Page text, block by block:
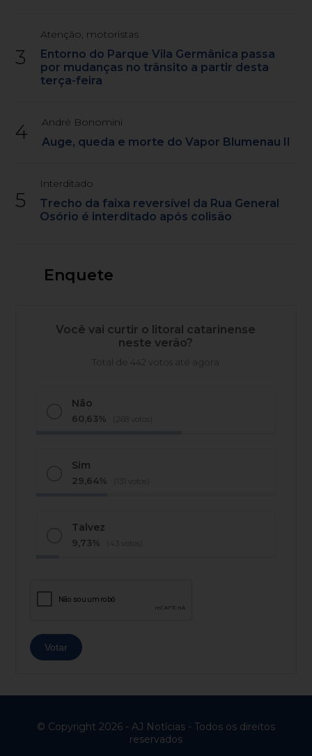
3
Atenção, motoristas
Entorno do Parque Vila Germânica passa
por mudanças no trânsito a partir desta
terça-feira
4 André Bonomini
Auge, queda e morte do Vapor Blumenau II
5
Interditado
Trecho da faixa reversível da Rua General
Osório é interditado após colisão
Enquete
Você vai curtir o litoral catarinense
neste verão?
Total de 442 votos até agora
Não
60,63% (268 votos)
Sim
29,64% (131 votos)
Talvez
9,73% (43 votos)
© Copyright 2026 - AJ Notícias - Todos os direitos
reservados